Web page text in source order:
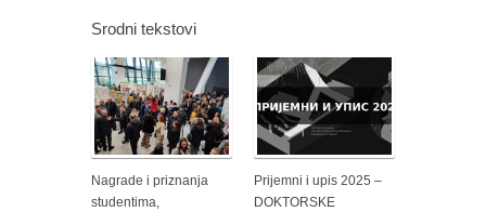
Srodni tekstovi
Nagrade i priznanja
studentima,
Prijemni i upis 2025 –
DOKTORSKE